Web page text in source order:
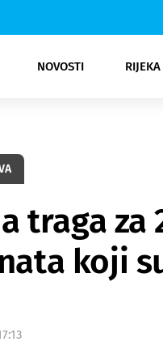
NOVOSTI
Rijeka Opatija
NK
Moda
Kultura
traga za
koji